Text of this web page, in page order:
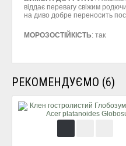
віддає перевагу свіжим
на диво добре переносить
МОРОЗОСТІЙКІСТЬ: так
РЕКОМЕНДУЄМО (6)